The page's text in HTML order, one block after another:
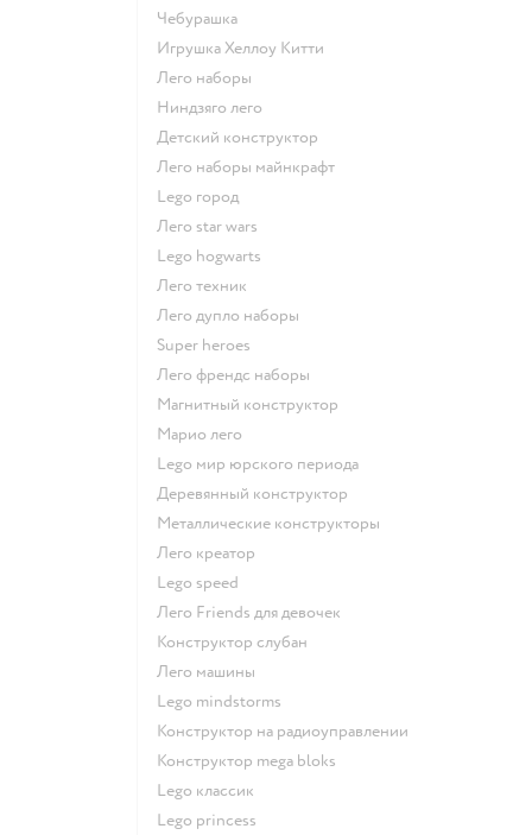
Чебурашка
Игрушка Хеллоу Китти
Лего наборы
Ниндзяго лего
Детский конструктор
Лего наборы майнкрафт
Lego город
Лего star wars
Lego hogwarts
Лего техник
Лего дупло наборы
Super heroes
Лего френдс наборы
Магнитный конструктор
Марио лего
Lego мир юрского периода
Деревянный конструктор
Металлические конструкторы
Лего креатор
Lego speed
Лего Friends для девочек
Конструктор слубан
Лего машины
Lego mindstorms
Конструктор на радиоуправлении
Конструктор mega bloks
Lego классик
Lego princess